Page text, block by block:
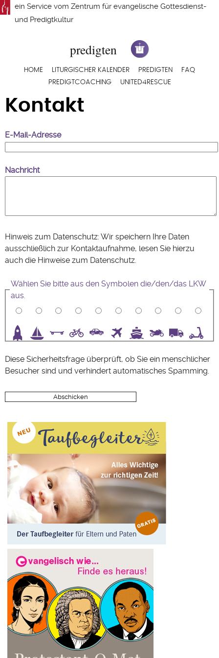
Direkt
zum
ein Service vom Zentrum für evangelische Gottesdienst-
und Predigtkultur
Hauptnavigation
HOME LITURGISCHER KALENDER PREDIGTEN
FAQ
PREDIGTCOACHING
UNITED4RESCUE
Kontakt
E-Mail-Adresse
Nachricht
Hinweis zum Datenschutz: Wir speichern Ihre Daten
ausschließlich zur Kontaktaufnahme, lesen Sie hierzu
auch die Hinweise zum Datenschutz.
Wählen Sie bitte aus den Symbolen die/den/das LKW
aus.
Diese Sicherheitsfrage überprüft, ob Sie ein menschlicher
Besucher sind und verhindert automatisches Spamming.